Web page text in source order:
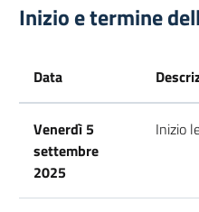
Inizio e termine
Data
Venerdì 5
settembre
2025
Inizio